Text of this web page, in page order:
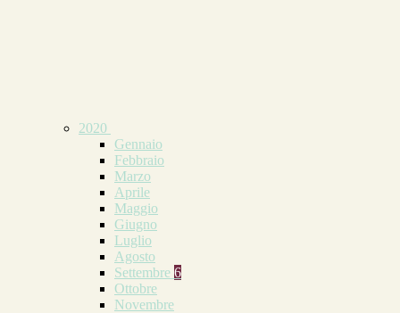
2020
Gennaio
Febbraio
Marzo
Aprile
Maggio
Giugno
Luglio
Agosto
Settembre 6
Ottobre
Novembre